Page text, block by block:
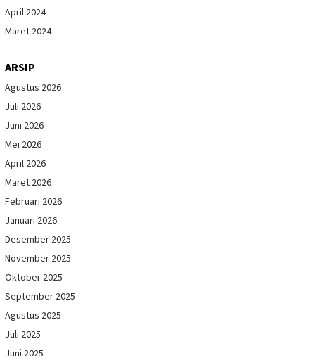
April 2024
Maret 2024
ARSIP
Agustus 2026
Juli 2026
Juni 2026
Mei 2026
April 2026
Maret 2026
Februari 2026
Januari 2026
Desember 2025
November 2025
Oktober 2025
September 2025
Agustus 2025
Juli 2025
Juni 2025